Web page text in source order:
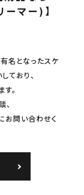
マー)】
名となったスケ
ており、
。
、
お問い合わせく